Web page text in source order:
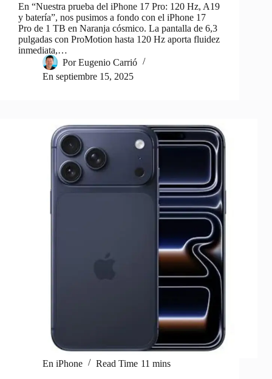
En “Nuestra prueba del iPhone 17 Pro: 120 Hz, A19
y batería”, nos pusimos a fondo con el iPhone 17
Pro de 1 TB en Naranja cósmico. La pantalla de 6,3
pulgadas con ProMotion hasta 120 Hz aporta fluidez
inmediata,…
Por Eugenio Carrió
En septiembre 15, 2025
En iPhone Read Time 11 mins